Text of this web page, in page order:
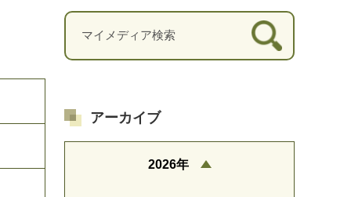
アーカイブ
2026年